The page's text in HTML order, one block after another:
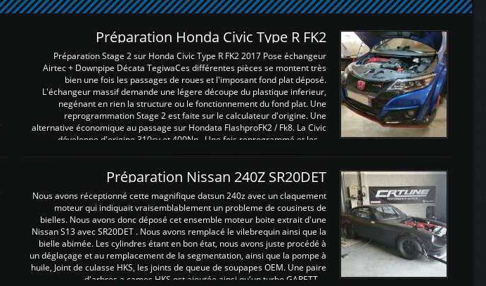
Préparation Honda Civic Type R FK2
Préparation Stage 2 sur Honda Civic Type R FK2 2017 Pose échangeur
Airtec + Downpipe Décata TegiwaCes différentes pièces se montent très
bien une fois les passages de roues et l'imposant fond plat déposé.
L'échangeur massif demande une légere découpe du plastique inferieur,
negénant en rien la structure ou le fonctionnement du fond plat. Une
reprogrammation Stage 2 est faite sur le calculateur d'origine. Une
alternative économique au passage sur Hondata FlashproFK2 / Fk8. La Civic
développe d'origine 310cv et 400Nn , Une fois reprogrammé et les ...
Préparation Nissan 240Z SR20DET
Nous avons réceptionné cette magnifique datsun 240z avec un claquement
moteur qui indiquait vraisemblablement un probleme de cousinets de
bielles. Nous avons donc déposé cet ensemble moteur boite extrait d'une
Nissan S13 avec SR20DET . Nous avons remplacé le vilebrequin ainsi que la
bielle abimée. Les cylindres étant en bon état, nous avons juste procédé à
un déglaçage et au remplacement de la segmentation, ainsi que la pompe à
huile, Joint de culasse HKS, les joints de queue de soupapes OEM. Une paire
d'arbres a cames HKS est ajoutée ainsi qu'un turbo GARETT ...